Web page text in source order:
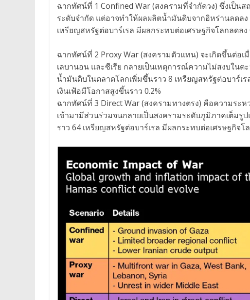
ฉากทัศน์ที่ 1 Confined War (สงครามที่จำกัดวง) ซึ่งเป็
ระดับจำกัด แต่อาจทำให้ผลผลิตน้ำมันดิบจากอิหร่านลดล
เหรียญสหรัฐต่อบาร์เรล มีผลกระทบต่อเศรษฐกิจโลกลดลง
ฉากทัศน์ที่ 2 Proxy War (สงครามตัวแทน) จะเกิดขึ้นต่อ
เลบานอน และซีเรีย กลายเป็นเหตุการณ์ความไม่สงบใน
น้ำมันดิบในตลาดโลกเพิ่มขึ้นราว 8 เหรียญสหรัฐต่อบาร์เ
เงินเฟ้อมีโอกาสสูงขึ้นราว 0.2%
ฉากทัศน์ที่ 3 Direct War (สงครามทางตรง) คือความระ
เข้ามามีส่วนร่วมจนกลายเป็นสงครามระดับภูมิภาคเต็ม
ราว 64 เหรียญสหรัฐต่อบาร์เรล มีผลกระทบต่อเศรษฐกิจโ